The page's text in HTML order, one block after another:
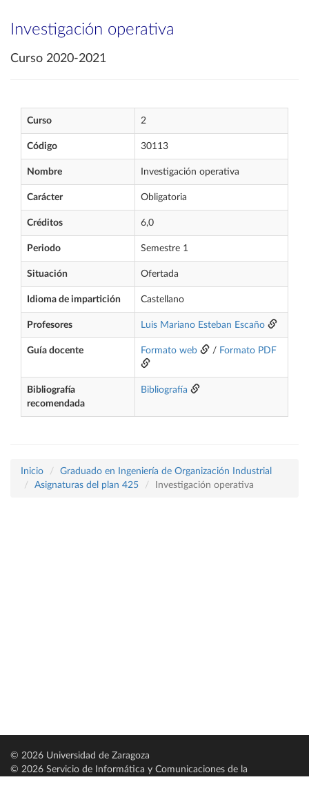
Investigación operativa
Curso 2020-2021
Curso 2
Código 30113
Nombre Investigación operativa
Carácter Obligatoria
Créditos 6,0
Periodo Semestre 1
Situación Ofertada
Idioma de impartición Castellano
Profesores Luis Mariano Esteban Escaño
Guía docente Formato web / Formato PDF
Bibliografía
recomendada
Bibliografía
Inicio
Graduado en Ingeniería de Organización Industrial
Asignaturas del plan 425
Investigación operativa
© 2026 Universidad de Zaragoza
© 2026 Servicio de Informática y Comunicaciones de la